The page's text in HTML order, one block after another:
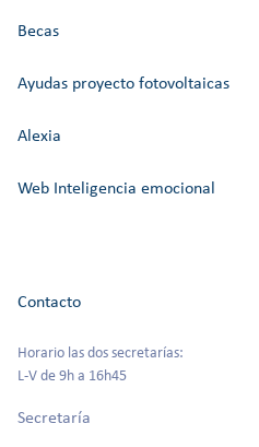
Becas
Ayudas proyecto fotovoltaicas
Alexia
Web Inteligencia emocional
Contacto
Horario las dos secretarías:
L-V de 9h a 16h45
Secretaría